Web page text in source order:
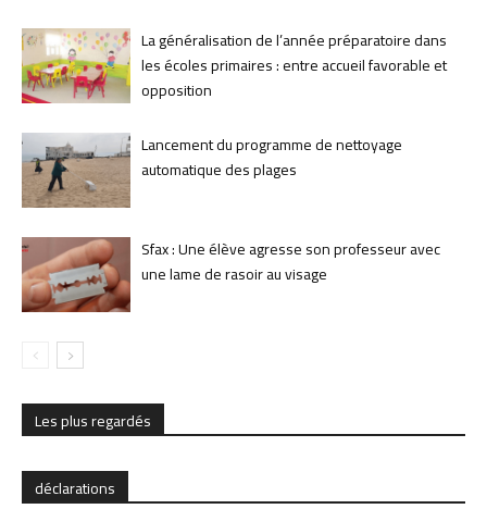
La généralisation de l’année préparatoire dans
les écoles primaires : entre accueil favorable et
opposition
Lancement du programme de nettoyage
automatique des plages
Sfax : Une élève agresse son professeur avec
une lame de rasoir au visage
Les plus regardés
déclarations